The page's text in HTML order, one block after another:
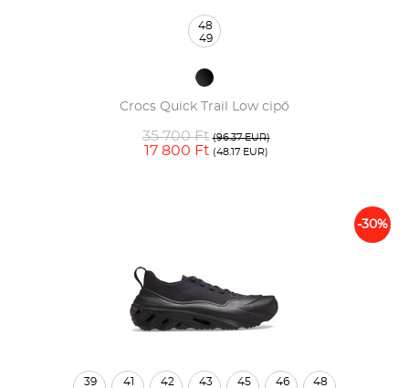
Crocs Quick Trail Low cipő
35 700 Ft (96.37 EUR)
17 800 Ft (48.17 EUR)
48
49
-30%
39
41
42
43
45
46
48